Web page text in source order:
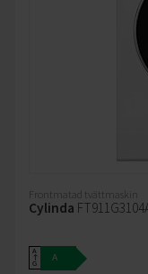
Frontmatad tvättmaskin
Cylinda
A
↑
G
A